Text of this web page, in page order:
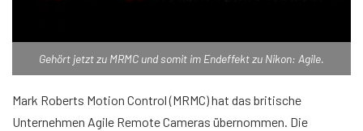
Gehört jetzt zu MRMC und somit im Endeffekt zu Nikon: Agile.
Mark Roberts Motion Control (MRMC) hat das britische
Unternehmen Agile Remote Cameras übernommen. Die